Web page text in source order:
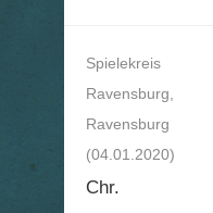
Spielekreis
Ravensburg,
Ravensburg
(04.01.2020)
Chr.